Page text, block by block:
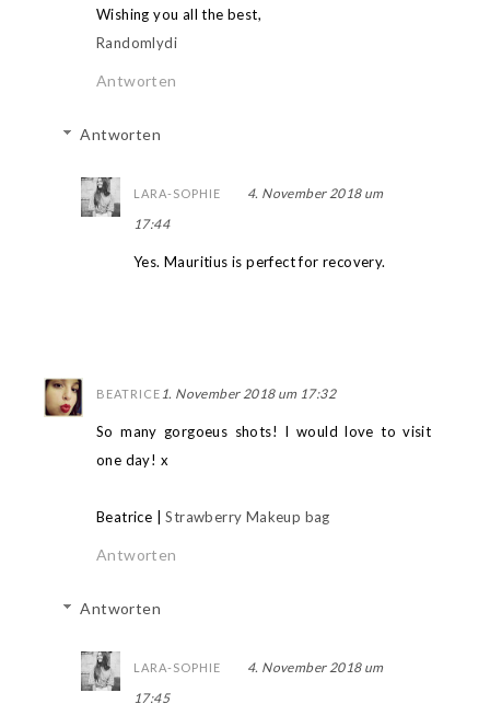
Wishing you all the best,
Randomlydi
Antworten
Antworten
LARA-SOPHIE
4. November 2018 um
17:44
Yes. Mauritius is perfect for recovery.
BEATRICE1. November 2018 um 17:32
So many gorgoeus shots! I would love to visit
one day! x
Beatrice |Strawberry Makeup bag
Antworten
Antworten
LARA-SOPHIE
4. November 2018 um
17:45